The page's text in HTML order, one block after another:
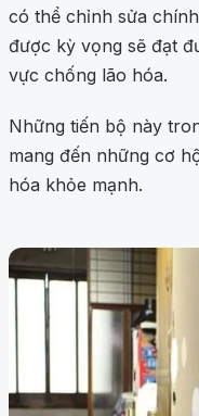
có thể chỉnh sửa
được kỳ vọng sẽ đạt
vực chống lão hóa.
Những tiến bộ này
mang đến những cơ
hóa khỏe mạnh.